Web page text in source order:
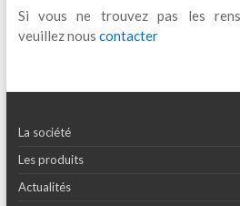
Si vous ne trouvez pas les
veuillez nous contacter
La société
Les produits
Actualités